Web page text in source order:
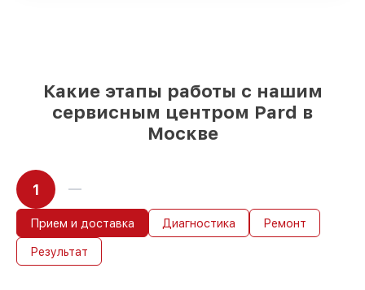
Какие этапы работы с нашим
сервисным центром Pard в
Москве
1
Прием и доставка Диагностика Ремонт
Результат